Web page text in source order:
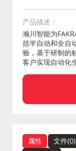
产品描述：
瀚川智能为
括半自动和全自
验，基于研制的
客户实现自动化
属性 文件(0)